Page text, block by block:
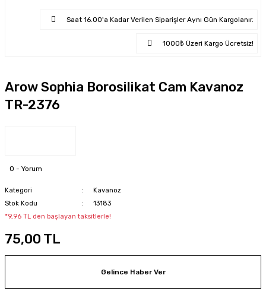
Saat 16.00'a Kadar Verilen Siparişler Aynı Gün Kargolanır.
1000₺ Üzeri Kargo Ücretsiz!
Arow Sophia Borosilikat Cam Kavanoz
TR-2376
0 - Yorum
Kategori
Kavanoz
Stok Kodu
13183
*9,96 TL den başlayan taksitlerle!
75,00 TL
Gelince Haber Ver